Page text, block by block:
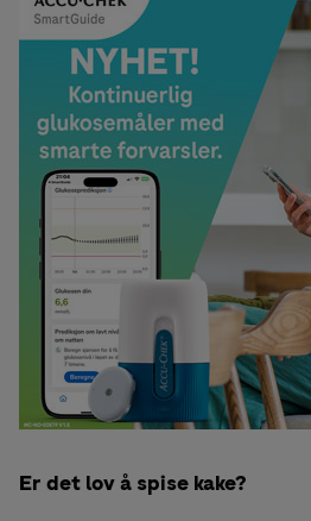
Er det lov å spise kake?